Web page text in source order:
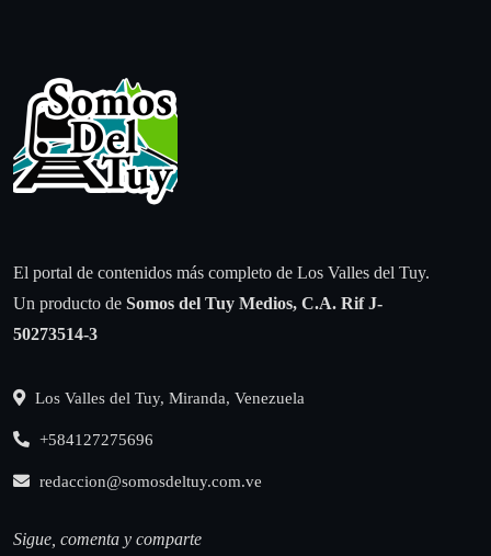
El portal de contenidos más completo de Los Valles del Tuy.
Un producto de Somos del Tuy Medios, C.A. Rif J-
50273514-3
Los Valles del Tuy, Miranda, Venezuela
+584127275696
redaccion@somosdeltuy.com.ve
Sigue, comenta y comparte